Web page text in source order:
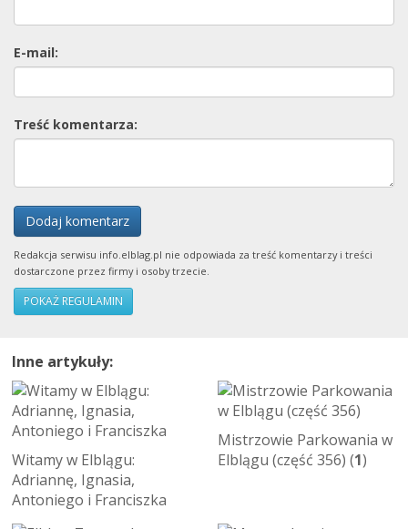
E-mail:
Treść komentarza:
Dodaj komentarz
Redakcja serwisu info.elblag.pl nie odpowiada za treść komentarzy i treści
dostarczone przez firmy i osoby trzecie.
POKAŻ REGULAMIN
Inne artykuły:
Witamy w Elblągu:
Adriannę, Ignasia,
Antoniego i Franciszka
Mistrzowie Parkowania w
Elblągu (część 356) (1)